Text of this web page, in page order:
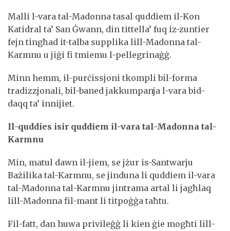
Malli l-vara tal-Madonna tasal quddiem il-Kon
Katidral ta’ San Ġwann, din tittella’ fuq iz-zuntier
fejn tingħad it-talba supplika lill-Madonna tal-
Karmnu u jiġi fi tmiemu l-pellegrinaġġ.
Minn hemm, il-purċissjoni tkompli bil-forma
tradizzjonali, bil-baned jakkumpanja l-vara bid-
daqq ta’ innijiet.
Il-quddies isir quddiem il-vara tal-Madonna tal-
Karmnu
Min, matul dawn il-jiem, se jżur is-Santwarju
Bażilika tal-Karmnu, se jinduna li quddiem il-vara
tal-Madonna tal-Karmnu jintrama artal li jagħlaq
lill-Madonna fil-mant li titpoġġa taħtu.
Fil-fatt, dan huwa privileġġ li kien ġie mogħti lill-